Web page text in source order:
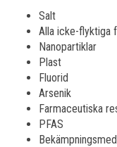
Salt
Alla icke-flyktiga
Nanopartiklar
Plast
Fluorid
Arsenik
Farmaceutiska
PFAS